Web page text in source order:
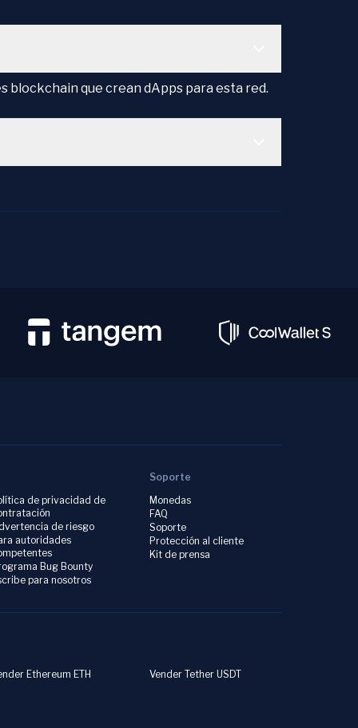
blockchain que crean dApps para esta red.
de privacidad de
de riesgo
autoridades
Bug Bounty
para nosotros
Soporte
Monedas
FAQ
Soporte
Protección al cliente
Kit de prensa
Ethereum ETH Vender Tether USDT